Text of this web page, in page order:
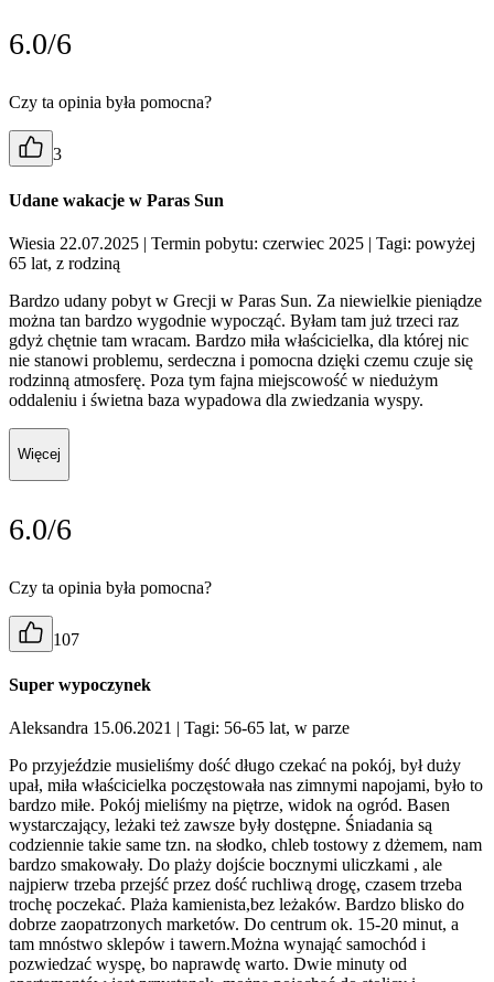
6.0/6
Czy ta opinia była pomocna?
3
Udane wakacje w Paras Sun
Wiesia 22.07.2025 | Termin pobytu: czerwiec 2025 | Tagi: powyżej
65 lat, z rodziną
Bardzo udany pobyt w Grecji w Paras Sun. Za niewielkie pieniądze
można tan bardzo wygodnie wypocząć. Byłam tam już trzeci raz
gdyż chętnie tam wracam. Bardzo miła właścicielka, dla której nic
nie stanowi problemu, serdeczna i pomocna dzięki czemu czuje się
rodzinną atmosferę. Poza tym fajna miejscowość w niedużym
oddaleniu i świetna baza wypadowa dla zwiedzania wyspy.
Więcej
6.0/6
Czy ta opinia była pomocna?
107
Super wypoczynek
Aleksandra 15.06.2021 | Tagi: 56-65 lat, w parze
Po przyjeździe musieliśmy dość długo czekać na pokój, był duży
upał, miła właścicielka poczęstowała nas zimnymi napojami, było to
bardzo miłe. Pokój mieliśmy na piętrze, widok na ogród. Basen
wystarczający, leżaki też zawsze były dostępne. Śniadania są
codziennie takie same tzn. na słodko, chleb tostowy z dżemem, nam
bardzo smakowały. Do plaży dojście bocznymi uliczkami , ale
najpierw trzeba przejść przez dość ruchliwą drogę, czasem trzeba
trochę poczekać. Plaża kamienista,bez leżaków. Bardzo blisko do
dobrze zaopatrzonych marketów. Do centrum ok. 15-20 minut, a
tam mnóstwo sklepów i tawern.Można wynająć samochód i
pozwiedzać wyspę, bo naprawdę warto. Dwie minuty od